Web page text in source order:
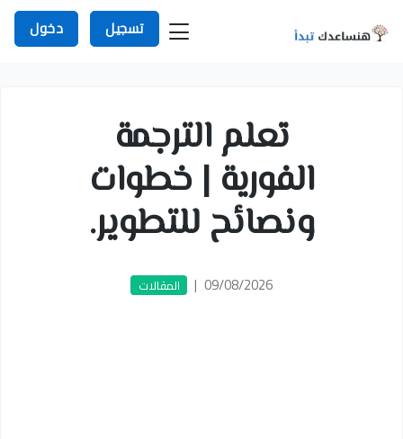
تسجيل دخول
تعلم الترجمة
الفورية | خطوات
ونصائح للتطوير.
09/08/2026
| المقالات